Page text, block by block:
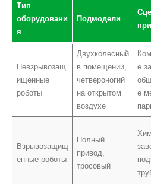
Тип
оборудовани
я
Подмодели
Невзрывозащ
ищенные
роботы
Двухколесный
в помещении,
четвероногий
на открытом
воздухе
е
е
Взрывозащищ
енные роботы
Полный
привод,
тросовый